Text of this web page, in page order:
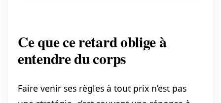
Ce que ce retard oblige à
entendre du corps
Faire venir ses règles à tout prix n’est pas